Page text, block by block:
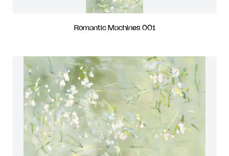
Romantic Machines 001